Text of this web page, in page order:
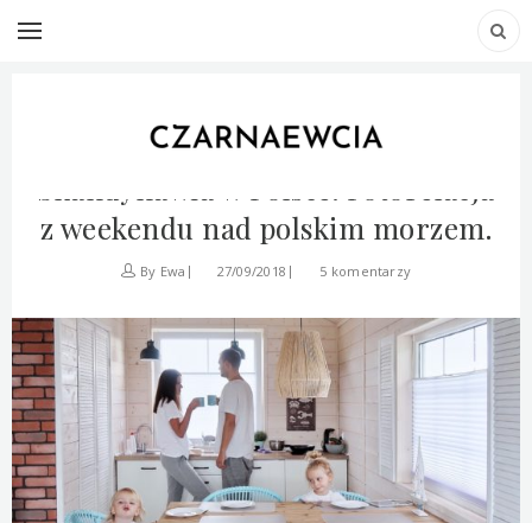
Pastelowe domki, czyli
z weekendu nad polskim morzem.
By Ewa 27/09/2018 5 komentarzy